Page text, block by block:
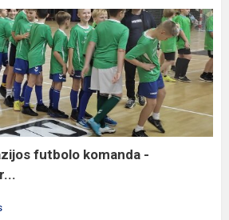
futbolo komanda -